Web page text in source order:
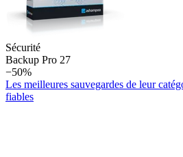
Sécurité
Backup Pro 27
−50%
Les meilleures sauvegardes de leur
fiables